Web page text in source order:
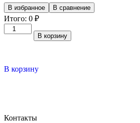
В избранное В сравнение
Итого: 0 ₽
Количество
товара
Champion
В корзину
В корзину
Контакты